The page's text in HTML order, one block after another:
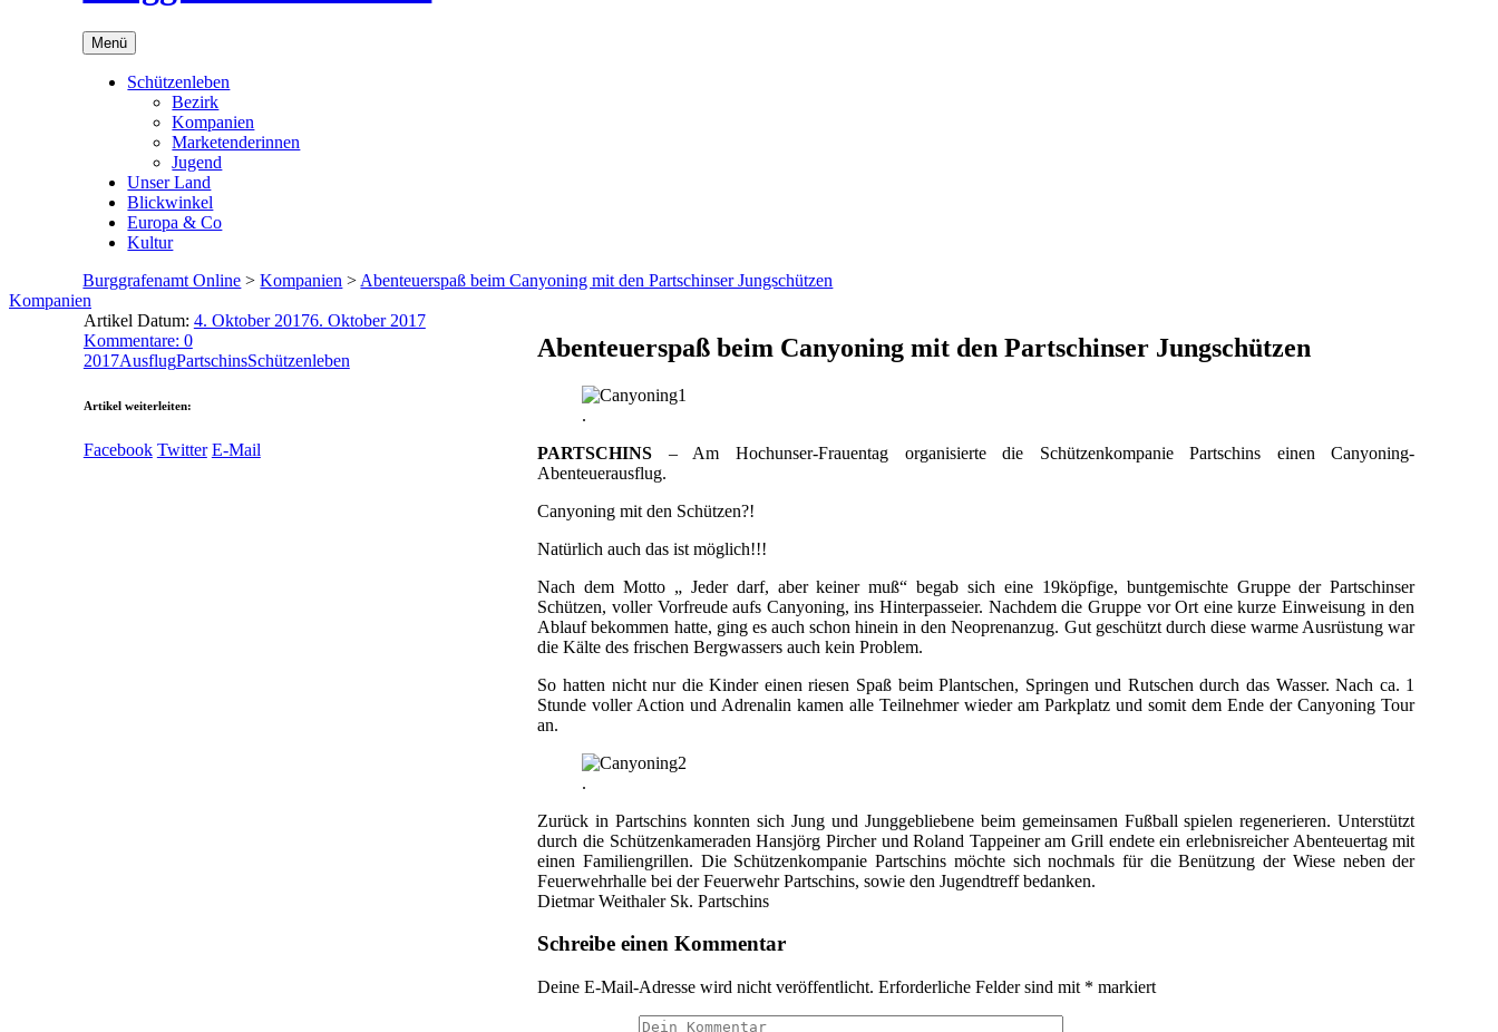
Menü
Schützenleben
Bezirk
Kompanien
Marketenderinnen
Jugend
Unser Land
Blickwinkel
Europa & Co
Kultur
Burggrafenamt Online >Kompanien > Abenteuerspaß beim Canyoning mit den Partschinser Jungschützen
Kompanien
Artikel Datum: 4. Oktober 20176. Oktober 2017
Kommentare: 0
2017AusflugPartschinsSchützenleben
Artikel weiterleiten:
Facebook Twitter E-Mail
Abenteuerspaß beim Canyoning mit den Partschinser Jungschützen
.
PARTSCHINS – Am Hochunser-Frauentag organisierte die Schützenkompanie Partschins einen Canyoning-
Abenteuerausflug.
Canyoning mit den Schützen?!
Natürlich auch das ist möglich!!!
Nach dem Motto „ Jeder darf, aber keiner muß“ begab sich eine 19köpfige, buntgemischte Gruppe der Partschinser
Schützen, voller Vorfreude aufs Canyoning, ins Hinterpasseier. Nachdem die Gruppe vor Ort eine kurze Einweisung in den
Ablauf bekommen hatte, ging es auch schon hinein in den Neoprenanzug. Gut geschützt durch diese warme Ausrüstung war
die Kälte des frischen Bergwassers auch kein Problem.
So hatten nicht nur die Kinder einen riesen Spaß beim Plantschen, Springen und Rutschen durch das Wasser. Nach ca. 1
Stunde voller Action und Adrenalin kamen alle Teilnehmer wieder am Parkplatz und somit dem Ende der Canyoning Tour
an.
.
Zurück in Partschins konnten sich Jung und Junggebliebene beim gemeinsamen Fußball spielen regenerieren. Unterstützt
durch die Schützenkameraden Hansjörg Pircher und Roland Tappeiner am Grill endete ein erlebnisreicher Abenteuertag mit
einen Familiengrillen. Die Schützenkompanie Partschins möchte sich nochmals für die Benützung der Wiese neben der
Feuerwehrhalle bei der Feuerwehr Partschins, sowie den Jugendtreff bedanken.
Dietmar Weithaler Sk. Partschins
Schreibe einen Kommentar
Deine E-Mail-Adresse wird nicht veröffentlicht. Erforderliche Felder sind mit * markiert